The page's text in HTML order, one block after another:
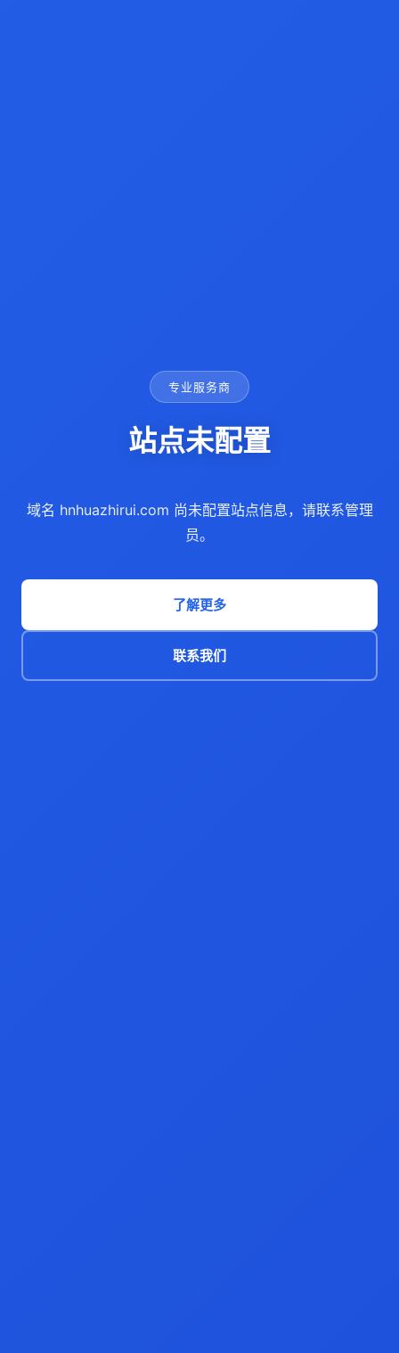
专业服务商
站点未配置
域名 hnhuazhirui.com 尚未配置站点信息，请联系管理
员。
了解更多
联系我们